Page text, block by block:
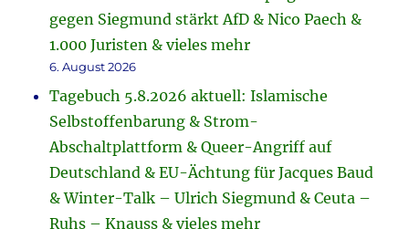
gegen Siegmund stärkt AfD & Nico Paech &
1.000 Juristen & vieles mehr
6. August 2026
Tagebuch 5.8.2026 aktuell: Islamische
Selbstoffenbarung & Strom-
Abschaltplattform & Queer-Angriff auf
Deutschland & EU-Ächtung für Jacques Baud
& Winter-Talk – Ulrich Siegmund & Ceuta –
Ruhs – Knauss & vieles mehr